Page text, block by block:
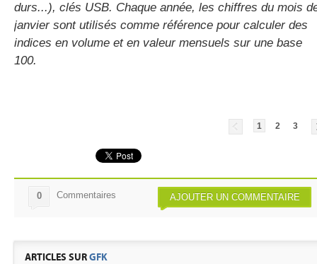
durs...), clés USB. Chaque année, les chiffres du mois
janvier sont utilisés comme référence pour calculer des
indices en volume et en valeur mensuels sur une base
100.
1 2 3
AJOUTER UN COMMENTAIRE
0 Commentaires
ARTICLES SURGFK